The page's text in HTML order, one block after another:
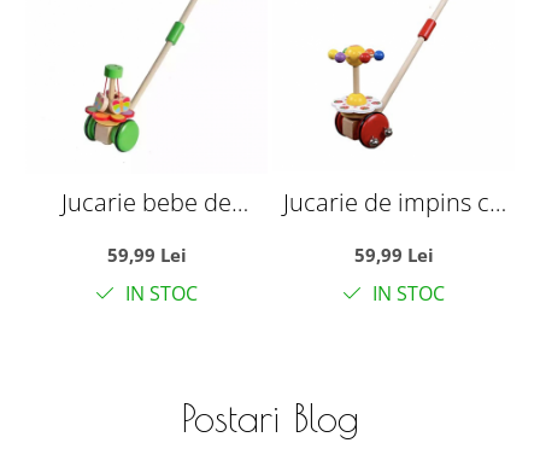
Jucarie bebe de
Veseli, din lemn
59,99 Lei
IN STOC
Jucarie de impins cu
rotativ, din lemn
59,99 Lei
IN STOC
Postari Blog